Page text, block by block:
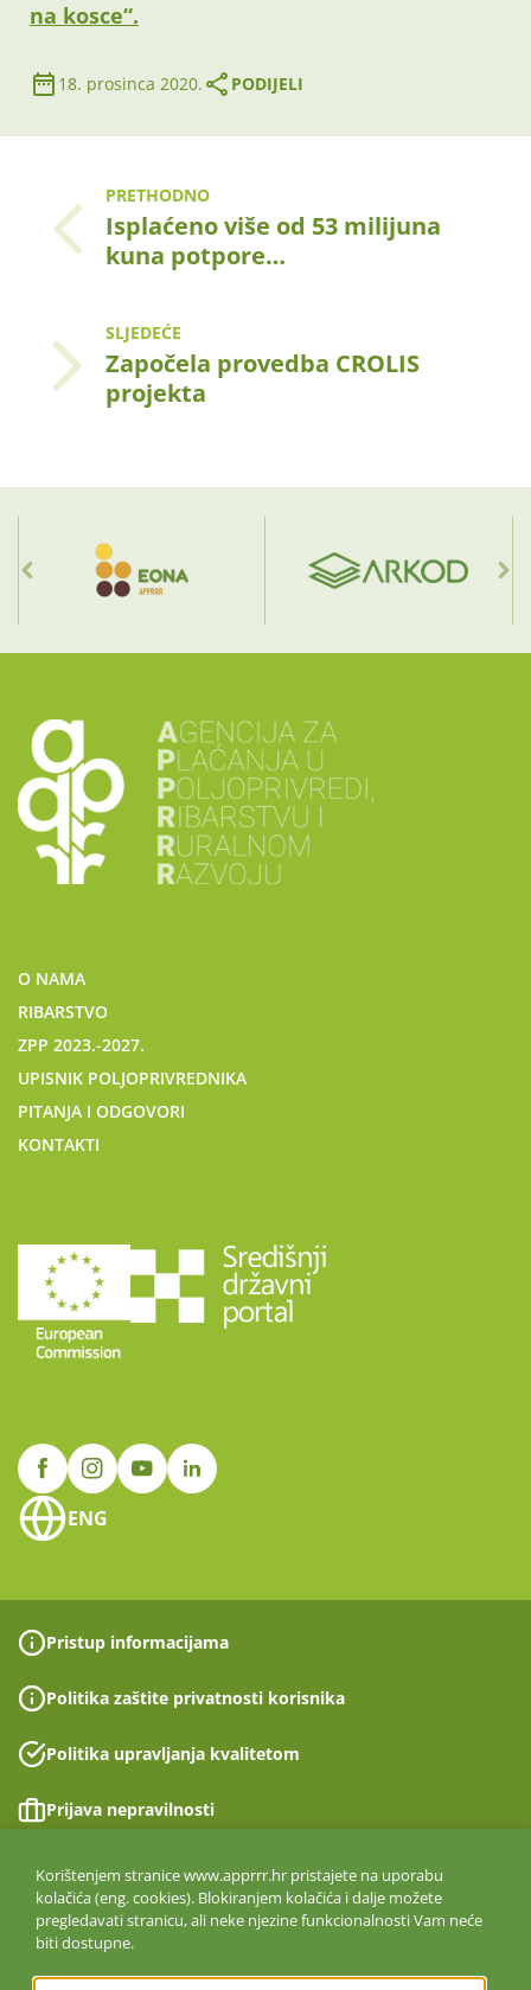
na kosce“.
18. prosinca 2020. PODIJELI
PRETHODNO
Isplaćeno više od 53 milijuna
kuna potpore…
SLJEDEĆE
Započela provedba CROLIS
projekta
O NAMA
RIBARSTVO
ZPP 2023.-2027.
UPISNIK POLJOPRIVREDNIKA
PITANJA I ODGOVORI
KONTAKTI
ENG
Pristup informacijama
Politika zaštite privatnosti korisnika
Politika upravljanja kvalitetom
Prijava nepravilnosti
Izjava o pristupačnosti
Politika informacijske sigurnosti
ISO 27001:2022
Korištenjem stranice www.apprrr.hr pristajete na uporabu
kolačića (eng. cookies). Blokiranjem kolačića i dalje možete
pregledavati stranicu, ali neke njezine funkcionalnosti Vam neće
biti dostupne.